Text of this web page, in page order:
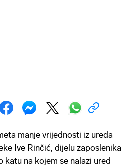
manje vrijednosti iz ureda
Ive Rinčić, dijelu zaposlenika
katu na kojem se nalazi ured